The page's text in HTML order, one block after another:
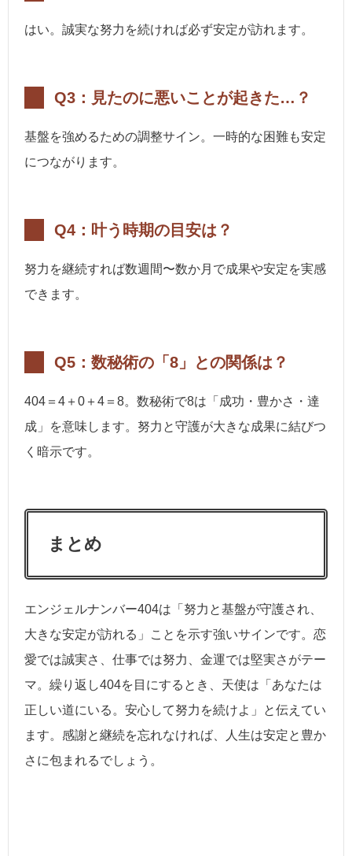
はい。誠実な努力を続ければ必ず安定が訪れます。
Q3：見たのに悪いことが起きた…？
基盤を強めるための調整サイン。一時的な困難も安定
につながります。
Q4：叶う時期の目安は？
努力を継続すれば数週間〜数か月で成果や安定を実感
できます。
Q5：数秘術の「8」との関係は？
404＝4＋0＋4＝8。数秘術で8は「成功・豊かさ・達
成」を意味します。努力と守護が大きな成果に結びつ
く暗示です。
まとめ
エンジェルナンバー404は「努力と基盤が守護され、
大きな安定が訪れる」ことを示す強いサインです。恋
愛では誠実さ、仕事では努力、金運では堅実さがテー
マ。繰り返し404を目にするとき、天使は「あなたは
正しい道にいる。安心して努力を続けよ」と伝えてい
ます。感謝と継続を忘れなければ、人生は安定と豊か
さに包まれるでしょう。